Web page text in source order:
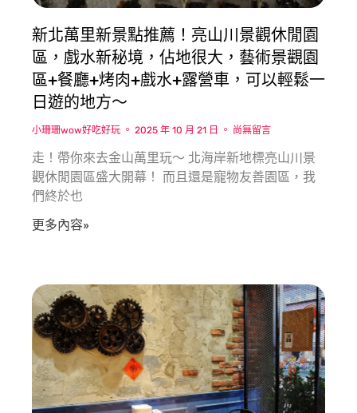
新北萬里新景點推薦！亮山川景觀休閒園
區，戲水新秘境，佔地很大，藝術景觀園
區+餐廳+烤肉+戲水+露營車，可以輕鬆一
日遊的地方〜
小珊珊wow好吃好玩 2025 年 10 月 21 日 尚無留言
走！帶你來去金山萬里玩〜 北海岸新地標亮山川景
觀休閒園區盛大開幕！ 而且還是寵物友善園區，我
們終於也
更多內容»